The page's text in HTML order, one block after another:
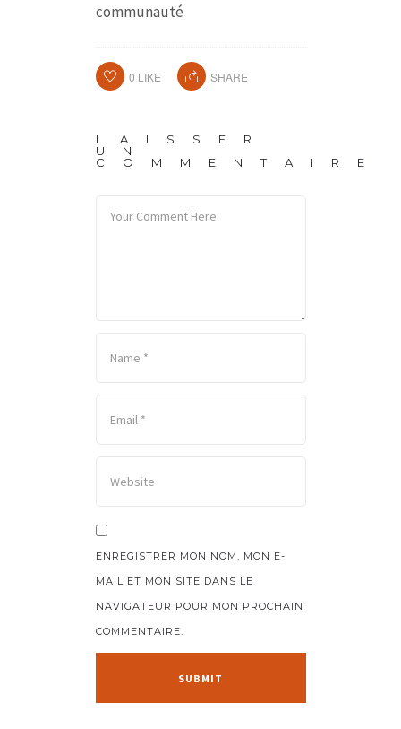
communauté
0 LIKE SHARE
LAISSER
UN
COMMENTAIRE
ENREGISTRER MON NOM, MON E-
MAIL ET MON SITE DANS LE
NAVIGATEUR POUR MON PROCHAIN
COMMENTAIRE.